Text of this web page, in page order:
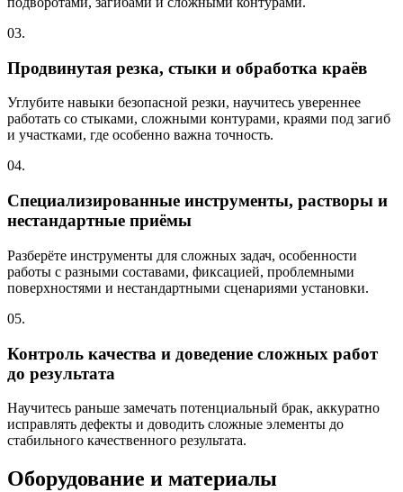
03.
Продвинутая резка, стыки и обработка краёв
Углубите навыки безопасной резки, научитесь увереннее
работать со стыками, сложными контурами, краями под загиб
и участками, где особенно важна точность.
04.
Специализированные инструменты, растворы и
нестандартные приёмы
Разберёте инструменты для сложных задач, особенности
работы с разными составами, фиксацией, проблемными
поверхностями и нестандартными сценариями установки.
05.
Контроль качества и доведение сложных работ
до результата
Научитесь раньше замечать потенциальный брак, аккуратно
исправлять дефекты и доводить сложные элементы до
стабильного качественного результата.
Оборудование и материалы